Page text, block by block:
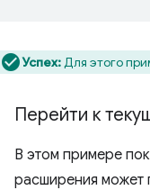
Успех:Для этого
Перейти к
В этом примере
расширения может